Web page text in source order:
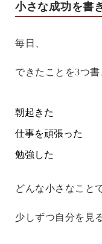
小さな成功を書
毎日、
できたことを3つ書
朝起きた
仕事を頑張った
勉強した
どんな小さなこと
少しずつ自分を見